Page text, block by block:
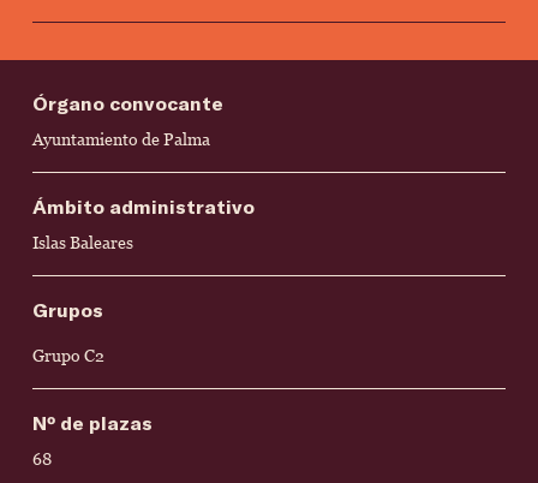
Órgano convocante
Ayuntamiento de Palma
Ámbito administrativo
Islas Baleares
Grupos
Grupo C2
Nº de plazas
68